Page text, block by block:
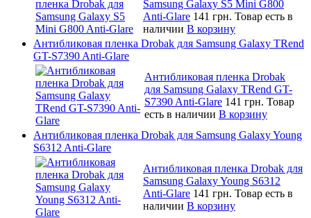
Samsung Galaxy S5 Mini G800
Anti-Glare 141 грн. Товар есть в
наличии В корзину
Антибликовая пленка Drobak для Samsung Galaxy TRend
GT-S7390 Anti-Glare
Антибликовая пленка Drobak
для Samsung Galaxy TRend GT-
S7390 Anti-Glare 141 грн. Товар
есть в наличии В корзину
Антибликовая пленка Drobak для Samsung Galaxy Young
S6312 Anti-Glare
Антибликовая пленка Drobak для
Samsung Galaxy Young S6312
Anti-Glare 141 грн. Товар есть в
наличии В корзину